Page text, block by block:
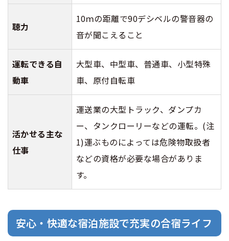
聴力
10ｍの距離で90デシベルの警音器の
音が聞こえること
運転できる自
動車
大型車、中型車、普通車、小型特殊
車、原付自転車
活かせる主な
仕事
運送業の大型トラック、ダンプカ
ー、タンクローリーなどの運転。(注
1)運ぶものによっては危険物取扱者
などの資格が必要な場合がありま
す。
安心・快適な宿泊施設で充実の合宿ライフ